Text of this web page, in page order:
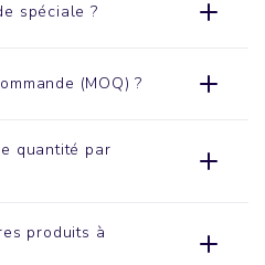
spéciale ?
(MOQ) ?
quantité par
produits à